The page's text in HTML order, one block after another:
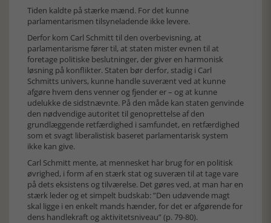
Tiden kaldte på stærke mænd. For det kunne
parlamentarismen tilsyneladende ikke levere.
Derfor kom Carl Schmitt til den overbevisning, at
parlamentarisme fører til, at staten mister evnen til at
foretage politiske beslutninger, der giver en harmonisk
løsning på konflikter. Staten bør derfor, stadig i Carl
Schmitts univers, kunne handle suverænt ved at kunne
afgøre hvem dens venner og fjender er – og at kunne
udelukke de sidstnævnte. På den måde kan staten genvinde
den nødvendige autoritet til genoprettelse af den
grundlæggende retfærdighed i samfundet, en retfærdighed
som et svagt liberalistisk baseret parlamentarisk system
ikke kan give.
Carl Schmitt mente, at mennesket har brug for en politisk
øvrighed, i form af en stærk stat og suveræn til at tage vare
på dets eksistens og tilværelse. Det gøres ved, at man har en
stærk leder og et simpelt budskab: ”Den udøvende magt
skal ligge i en enkelt mands hænder, for det er afgørende for
dens handlekraft og aktivitetsniveau” (p. 79-80).